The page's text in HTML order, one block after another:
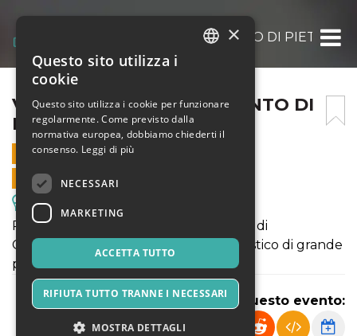
VALLE DELLA LUNA INCANTO DI PIETRA E
VALLE DELLA LUNA INCANTO DI
PIETRA E MARE
11 MAGGIO 2025 - 09:00
VENDITE ONLINE TERMINATE
Escursioni & Visite Guidate
Percorso trekking attorno le Spianate di
Castigloncello in un contesto naturalistico di grande
pregio
Condividi questo evento:
×
Questo sito utilizza i
cookie
Questo sito utilizza i cookie per funzionare
regolarmente. Come previsto dalla
normativa europea, dobbiamo chiederti il
consenso. Leggi di più
NECESSARI
MARKETING
ACCETTA TUTTO
RIFIUTA TUTTO TRANNE I NECESSARI
MOSTRA DETTAGLI